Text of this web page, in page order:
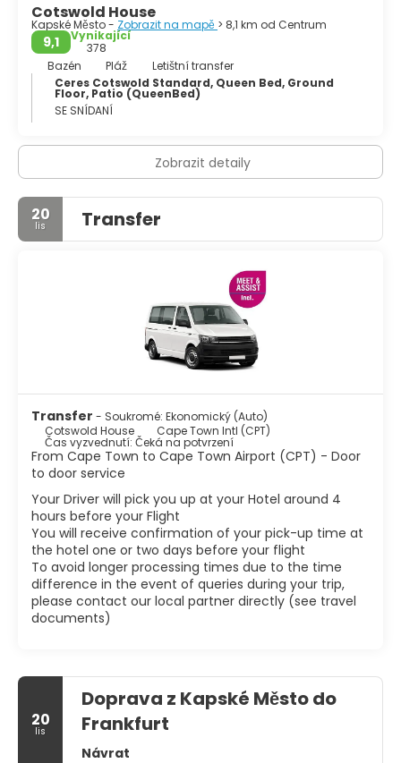
Cotswold House
Kapské Město - Zobrazit na mapě > 8,1 km od Centrum
9,1
Vynikající
378
Bazén
Pláž
Letištní transfer
Ceres Cotswold Standard, Queen Bed, Ground
Floor, Patio (QueenBed)
SE SNÍDANÍ
Zobrazit detaily
20
lis Transfer
Transfer - Soukromé: Ekonomický (Auto)
Cotswold House
Cape Town Intl (CPT)
Čas vyzvednutí: Čeká na potvrzení
From Cape Town to Cape Town Airport (CPT) - Door
to door service
Your Driver will pick you up at your Hotel around 4
hours before your Flight
You will receive confirmation of your pick-up time at
the hotel one or two days before your flight
To avoid longer processing times due to the time
difference in the event of queries during your trip,
please contact our local partner directly (see travel
documents)
20
lis
Doprava z Kapské Město do
Frankfurt
Návrat